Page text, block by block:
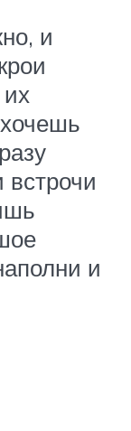
и
встрочи
и